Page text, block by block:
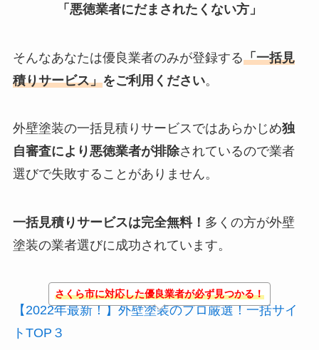
「悪徳業者にだまされたくない方」
そんなあなたは優良業者のみが登録する「一括見
積りサービス」をご利用ください。
外壁塗装の一括見積りサービスではあらかじめ独
自審査により悪徳業者が排除されているので業者
選びで失敗することがありません。
一括見積りサービスは完全無料！ 多くの方が外壁
塗装の業者選びに成功されています。
さくら市に対応した優良業者が必ず見つかる！
【2022年最新！】外壁塗装のプロ厳選！一括サイ
トTOP３